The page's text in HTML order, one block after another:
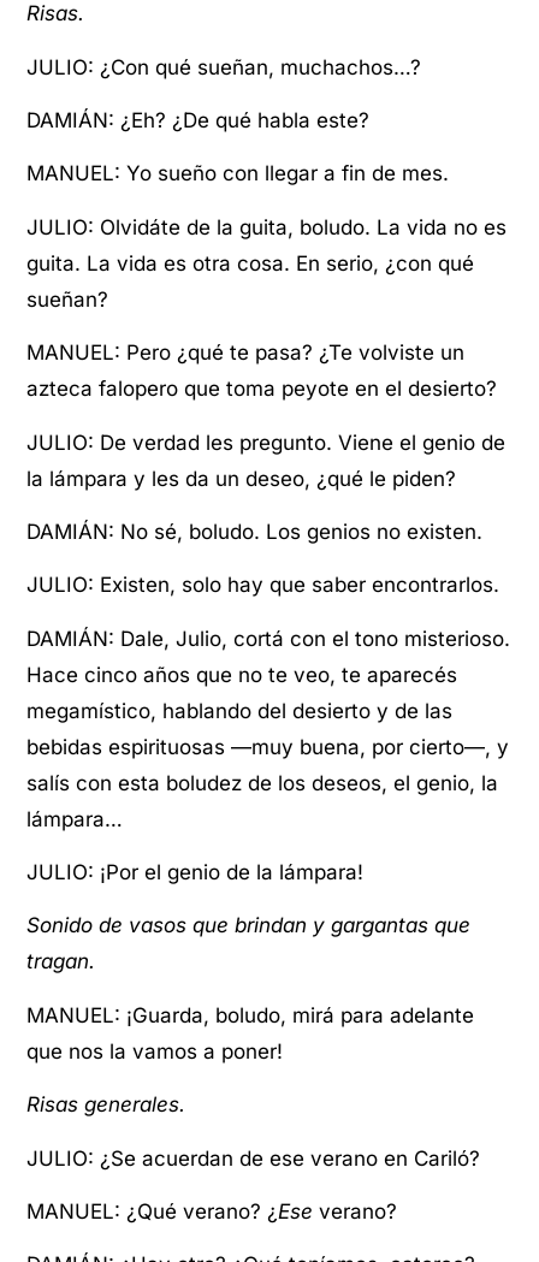
Risas.
JULIO: ¿Con qué sueñan, muchachos…?
DAMIÁN: ¿Eh? ¿De qué habla este?
MANUEL: Yo sueño con llegar a fin de mes.
JULIO: Olvidáte de la guita, boludo. La vida no es
guita. La vida es otra cosa. En serio, ¿con qué
sueñan?
MANUEL: Pero ¿qué te pasa? ¿Te volviste un
azteca falopero que toma peyote en el desierto?
JULIO: De verdad les pregunto. Viene el genio de
la lámpara y les da un deseo, ¿qué le piden?
DAMIÁN: No sé, boludo. Los genios no existen.
JULIO: Existen, solo hay que saber encontrarlos.
DAMIÁN: Dale, Julio, cortá con el tono misterioso.
Hace cinco años que no te veo, te aparecés
megamístico, hablando del desierto y de las
bebidas espirituosas —muy buena, por cierto—, y
salís con esta boludez de los deseos, el genio, la
lámpara…
JULIO: ¡Por el genio de la lámpara!
Sonido de vasos que brindan y gargantas que
tragan.
MANUEL: ¡Guarda, boludo, mirá para adelante
que nos la vamos a poner!
Risas generales.
JULIO: ¿Se acuerdan de ese verano en Cariló?
MANUEL: ¿Qué verano? ¿Ese verano?